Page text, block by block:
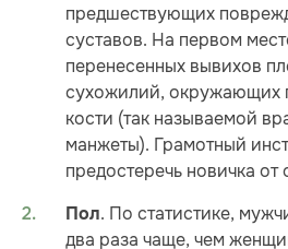
предшествующих
суставов. На первом
перенесенных вывихов
сухожилий, окружающих
кости (так называемой
манжеты). Грамотный
предостеречь новичка от
Пол. По статистике,
два раза чаще, чем